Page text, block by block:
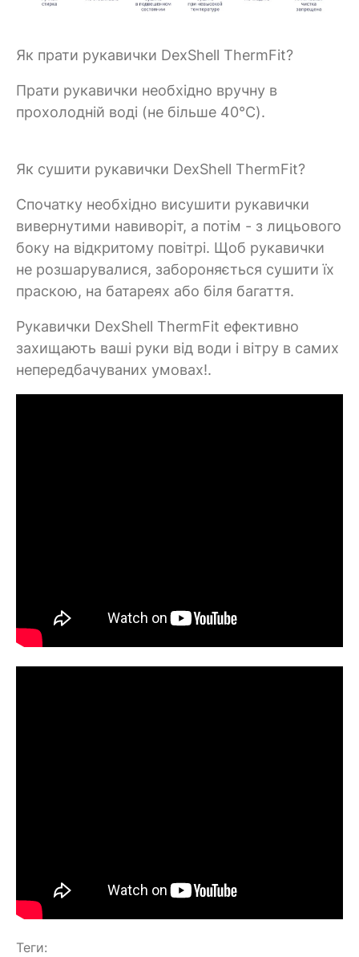
Як прати рукавички DexShell ThermFit?
Прати рукавички необхідно вручну в
прохолодній воді (не більше 40°C).
Як сушити рукавички DexShell ThermFit?
Спочатку необхідно висушити рукавички
вивернутими навиворіт, а потім - з лицьового
боку на відкритому повітрі. Щоб рукавички
не розшарувалися, забороняється сушити їх
праскою, на батареях або біля багаття.
Рукавички DexShell ThermFit ефективно
захищають ваші руки від води і вітру в самих
непередбачуваних умовах!.
Теги: